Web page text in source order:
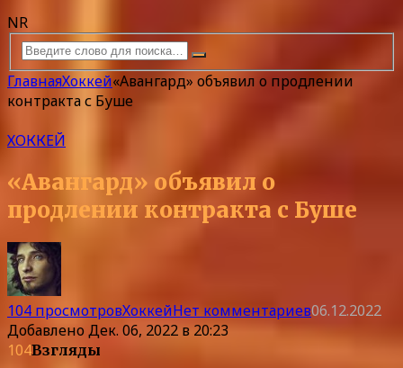
NR
ГлавнаяХоккей«Авангард» объявил о продлении
контракта с Буше
ХОККЕЙ
«Авангард» объявил о
продлении контракта с Буше
104 просмотровХоккейНет комментариев06.12.2022
ДобавленоДек. 06, 2022 в 20:23
104Взгляды